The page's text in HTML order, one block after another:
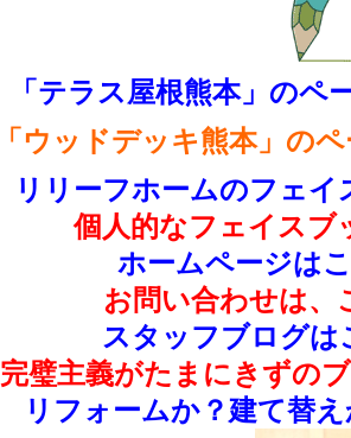
「テラス屋根熊本」のペ
「ウッドデッキ熊本」の
リリーフホームのフェイ
個人的なフェイスブ
ホームページは
お問い合わせは、
スタッフブログは
完璧主義がたまにきずの
リフォームか？建て替